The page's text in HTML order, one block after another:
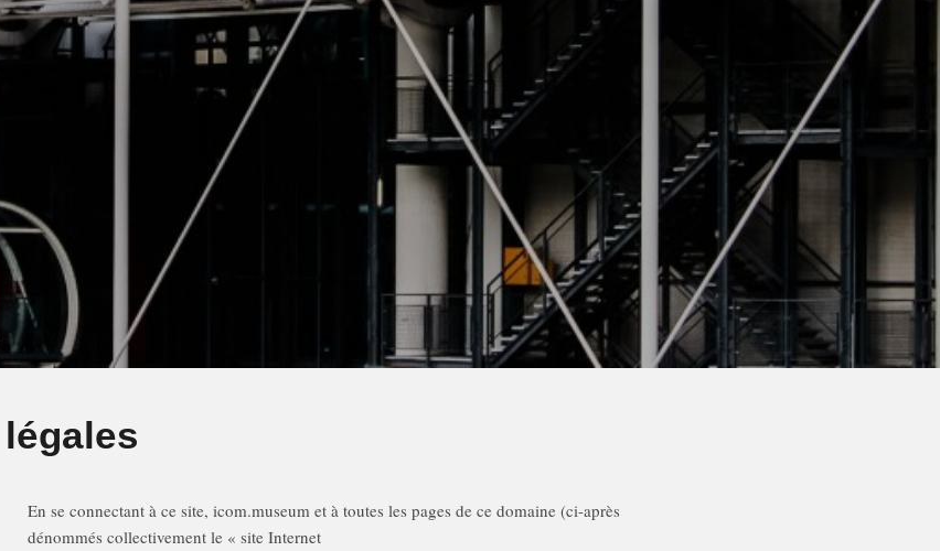
En se connectant à ce site, icom.museum et à toutes les pages de ce domaine (ci-après
dénommés collectivement le « site Internet